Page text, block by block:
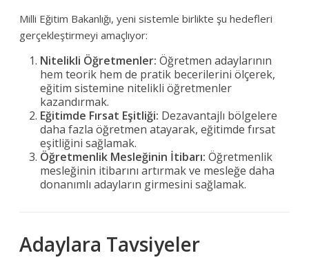
Milli Eğitim Bakanlığı, yeni sistemle birlikte şu hedefleri
gerçekleştirmeyi amaçlıyor:
Nitelikli Öğretmenler: Öğretmen adaylarının
hem teorik hem de pratik becerilerini ölçerek,
eğitim sistemine nitelikli öğretmenler
kazandırmak.
Eğitimde Fırsat Eşitliği: Dezavantajlı bölgelere
daha fazla öğretmen atayarak, eğitimde fırsat
eşitliğini sağlamak.
Öğretmenlik Mesleğinin İtibarı: Öğretmenlik
mesleğinin itibarını artırmak ve mesleğe daha
donanımlı adayların girmesini sağlamak.
Adaylara Tavsiyeler